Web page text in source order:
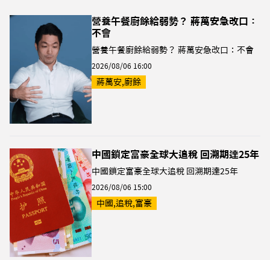
營養午餐廚餘給弱勢？ 蔣萬安急改口：
不會
營養午餐廚餘給弱勢？ 蔣萬安急改口：不會
2026/08/06 16:00
蔣萬安,廚餘
中國鎖定富豪全球大追稅 回溯期達25年
中國鎖定富豪全球大追稅 回溯期達25年
2026/08/06 15:00
中國,追稅,富豪